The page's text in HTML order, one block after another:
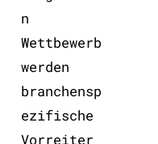
n
Wettbewerb
werden
branchensp
ezifische
Vorreiter